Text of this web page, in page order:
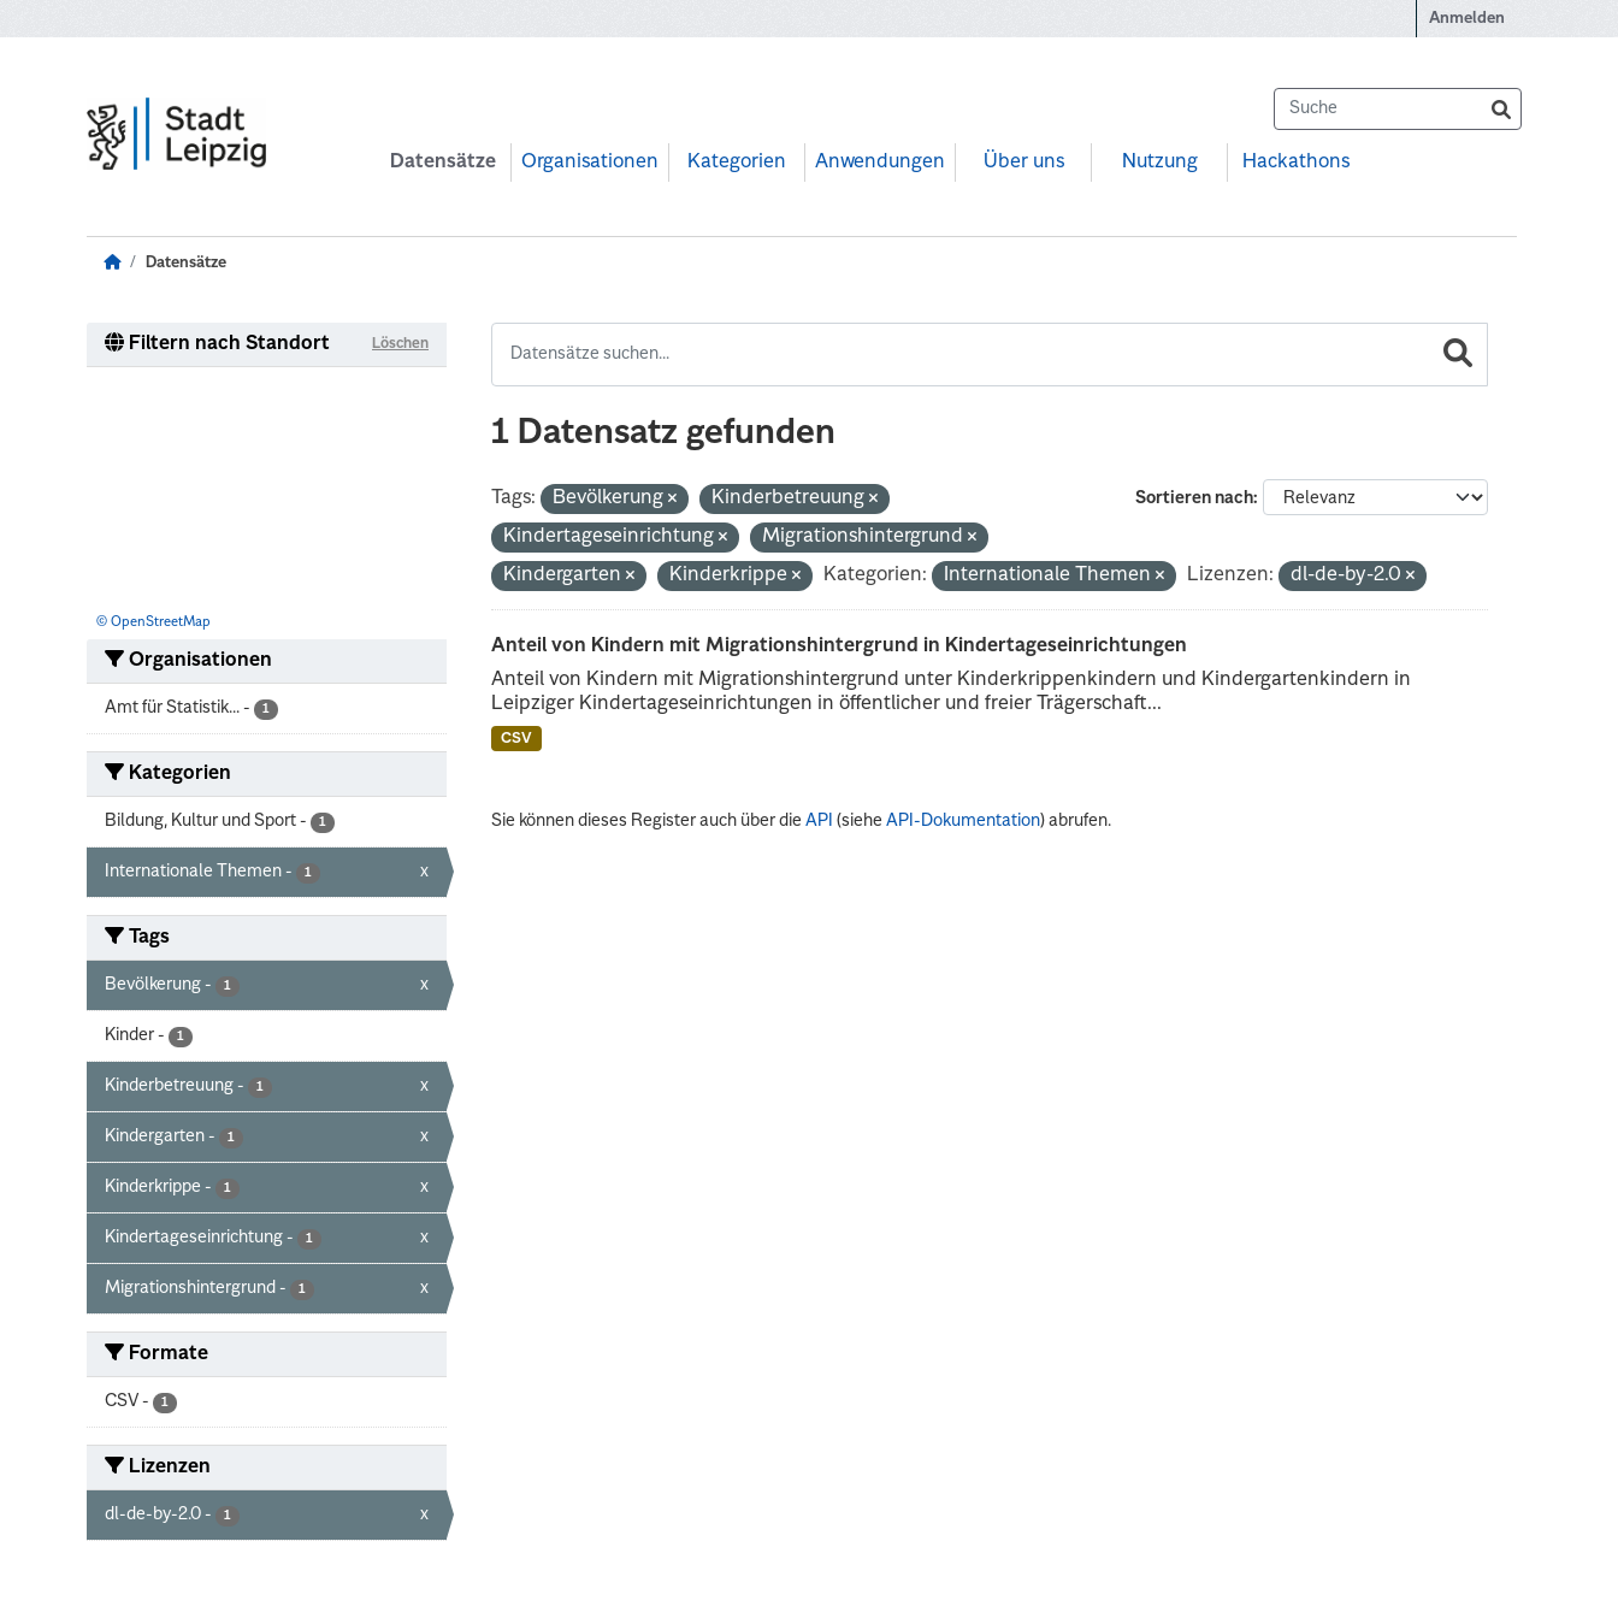
Anmelden
Datensätze Organisationen Kategorien Anwendungen Über uns Nutzung Hackathons
Datensätze
Filtern nach Standort Löschen
© OpenStreetMap
Organisationen
Amt für Statistik... - 1
Kategorien
Bildung, Kultur und Sport - 1
Internationale Themen - 1 x
Tags
Bevölkerung - 1 x
Kinder - 1
Kinderbetreuung - 1 x
Kindergarten - 1 x
Kinderkrippe - 1 x
Kindertageseinrichtung - 1 x
Migrationshintergrund - 1 x
Formate
CSV - 1
Lizenzen
dl-de-by-2.0 - 1 x
1 Datensatz gefunden
Sortieren nach
Tags: Bevölkerung
Kinderbetreuung
Kindertageseinrichtung
Migrationshintergrund
Kindergarten
Kinderkrippe Kategorien: Internationale Themen Lizenzen: dl-de-by-2.0
Anteil von Kindern mit Migrationshintergrund in Kindertageseinrichtungen
Anteil von Kindern mit Migrationshintergrund unter Kinderkrippenkindern und Kindergartenkindern in
Leipziger Kindertageseinrichtungen in öffentlicher und freier Trägerschaft...
CSV
Sie können dieses Register auch über dieAPI (sieheAPI-Dokumentation) abrufen.